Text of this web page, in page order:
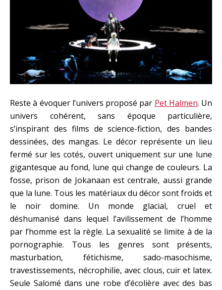
Reste à évoquer l’univers proposé par Pet Halmen. Un
univers cohérent, sans époque particulière,
s’inspirant des films de science-fiction, des bandes
dessinées, des mangas. Le décor représente un lieu
fermé sur les cotés, ouvert uniquement sur une lune
gigantesque au fond, lune qui change de couleurs. La
fosse, prison de Jokanaan est centrale, aussi grande
que la lune. Tous les matériaux du décor sont froids et
le noir domine. Un monde glacial, cruel et
déshumanisé dans lequel l’avilissement de l’homme
par l’homme est la règle. La sexualité se limite à de la
pornographie. Tous les genres sont présents,
masturbation, fétichisme, sado-masochisme,
travestissements, nécrophilie, avec clous, cuir et latex.
Seule Salomé dans une robe d’écolière avec des bas